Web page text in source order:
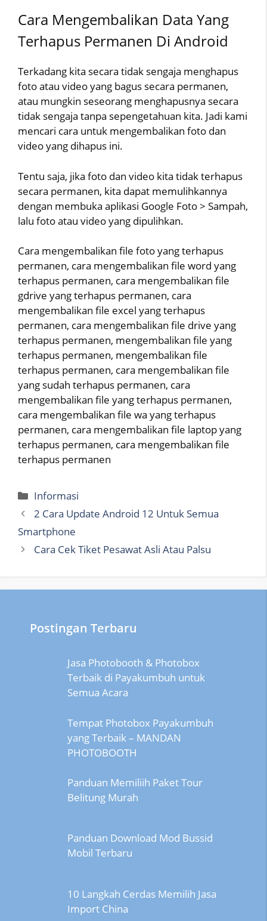
Cara Mengembalikan Data Yang
Terhapus Permanen Di Android
Terkadang kita secara tidak sengaja menghapus
foto atau video yang bagus secara permanen,
atau mungkin seseorang menghapusnya secara
tidak sengaja tanpa sepengetahuan kita. Jadi kami
mencari cara untuk mengembalikan foto dan
video yang dihapus ini.
Tentu saja, jika foto dan video kita tidak terhapus
secara permanen, kita dapat memulihkannya
dengan membuka aplikasi Google Foto > Sampah,
lalu foto atau video yang dipulihkan.
Cara mengembalikan file foto yang terhapus
permanen, cara mengembalikan file word yang
terhapus permanen, cara mengembalikan file
gdrive yang terhapus permanen, cara
mengembalikan file excel yang terhapus
permanen, cara mengembalikan file drive yang
terhapus permanen, mengembalikan file yang
terhapus permanen, mengembalikan file
terhapus permanen, cara mengembalikan file
yang sudah terhapus permanen, cara
mengembalikan file yang terhapus permanen,
cara mengembalikan file wa yang terhapus
permanen, cara mengembalikan file laptop yang
terhapus permanen, cara mengembalikan file
terhapus permanen
Categories
Informasi
2 Cara Update Android 12 Untuk Semua
Smartphone
Cara Cek Tiket Pesawat Asli Atau Palsu
Postingan Terbaru
Jasa Photobooth & Photobox
Terbaik di Payakumbuh untuk
Semua Acara
Tempat Photobox Payakumbuh
yang Terbaik – MANDAN
PHOTOBOOTH
Panduan Memiliih Paket Tour
Belitung Murah
Panduan Download Mod Bussid
Mobil Terbaru
10 Langkah Cerdas Memilih Jasa
Import China